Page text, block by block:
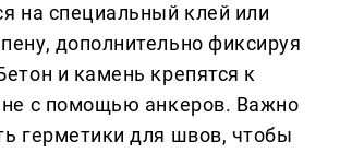
на специальный клей или
дополнительно фиксируя
и камень крепятся к
с помощью анкеров. Важно
герметики для швов, чтобы